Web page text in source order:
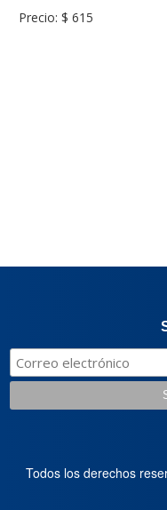
Precio: $ 615
Todos los derechos